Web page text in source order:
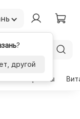
?
другой
Гормоны